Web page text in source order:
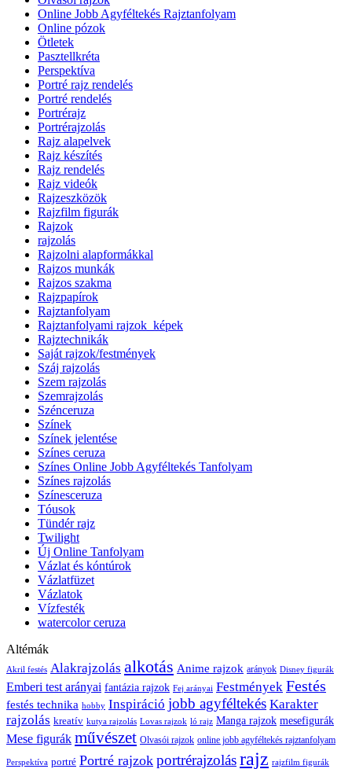
Online Jobb Agyféltekés Rajztanfolyam
Online pózok
Ötletek
Pasztellkréta
Perspektíva
Portré rajz rendelés
Portré rendelés
Portrérajz
Portrérajzolás
Rajz alapelvek
Rajz készítés
Rajz rendelés
Rajz videók
Rajzeszközök
Rajzfilm figurák
Rajzok
rajzolás
Rajzolni alapformákkal
Rajzos munkák
Rajzos szakma
Rajzpapírok
Rajztanfolyam
Rajztanfolyami rajzok_képek
Rajztechnikák
Saját rajzok/festmények
Száj rajzolás
Szem rajzolás
Szemrajzolás
Szénceruza
Színek
Színek jelentése
Színes ceruza
Színes Online Jobb Agyféltekés Tanfolyam
Színes rajzolás
Színesceruza
Tóusok
Tündér rajz
Twilight
Új Online Tanfolyam
Vázlat és kóntúrok
Vázlatfüzet
Vázlatok
Vízfesték
watercolor ceruza
Altémák
Akril festés Alakrajzolás alkotás Anime rajzok arányok Disney figurák
Emberi test arányai fantázia rajzok Fej arányai Festmények Festés
festés technika hobby Inspiráció jobb agyféltekés Karakter
rajzolás kreatív kutya rajzolás Lovas rajzok ló rajz Manga rajzok mesefigurák
Mese figurák művészet Olvasói rajzok online jobb agyféltekés rajztanfolyam
Perspektíva portré Portré rajzok portrérajzolásrajz rajzfilm figurák